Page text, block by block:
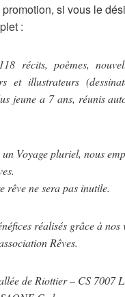
si vous le
:
récits, poèmes,
et illustrateurs
jeune a 7 ans, réunis
Voyage pluriel, nous
rêve ne sera pas inutile.
réalisés grâce à nos
Rêves.
de Riottier – CS 7007